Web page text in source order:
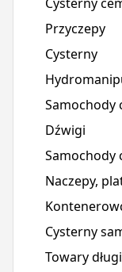
Przyczepy
Cysterny
Samochody
Dźwigi
Samochody
Naczepy,
Cysterny
Towary